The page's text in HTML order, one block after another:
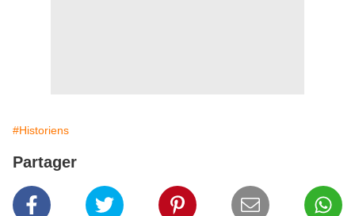
#Historiens
Partager